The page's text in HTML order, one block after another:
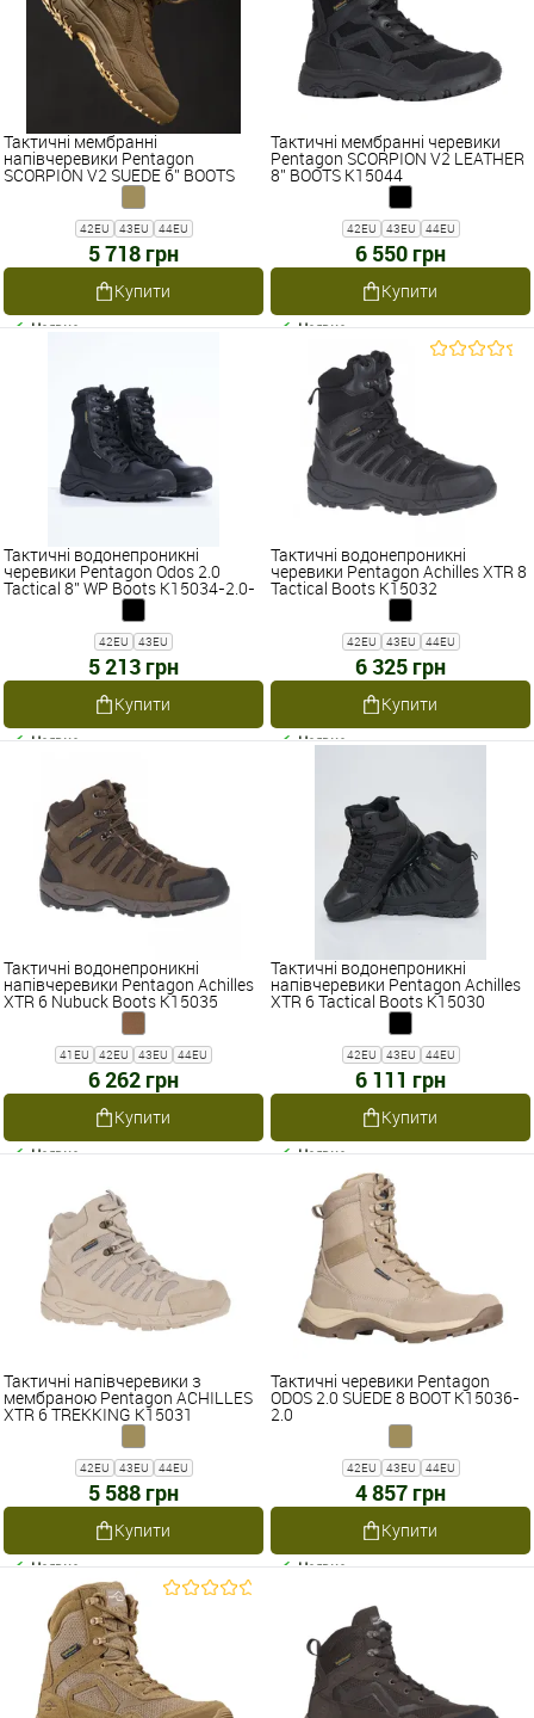
Тактичні мембранні
напівчеревики Pentagon
SCORPION V2 SUEDE 6'' BOOTS
42EU 43EU 44EU
5 718 грн
Купити
Наявне
Тактичні мембранні черевики
Pentagon SCORPION V2 LEATHER
8'' BOOTS K15044
42EU 43EU 44EU
6 550 грн
Купити
Наявне
Тактичні водонепроникні
черевики Pentagon Odos 2.0
Tactical 8'' WP Boots K15034-2.0-
42EU 43EU
5 213 грн
Купити
Наявне
Тактичні водонепроникні
черевики Pentagon Achilles XTR 8
Tactical Boots K15032
42EU 43EU 44EU
6 325 грн
Купити
Наявне
Тактичні водонепроникні
напівчеревики Pentagon Achilles
XTR 6 Nubuck Boots K15035
41EU 42EU 43EU 44EU
6 262 грн
Купити
Наявне
Тактичні водонепроникні
напівчеревики Pentagon Achilles
XTR 6 Tactical Boots K15030
42EU 43EU 44EU
6 111 грн
Купити
Наявне
Тактичні напівчеревики з
мембраною Pentagon ACHILLES
XTR 6 TREKKING K15031
42EU 43EU 44EU
5 588 грн
Купити
Наявне
Тактичні черевики Pentagon
ODOS 2.0 SUEDE 8 BOOT K15036-
2.0
42EU 43EU 44EU
4 857 грн
Купити
Наявне